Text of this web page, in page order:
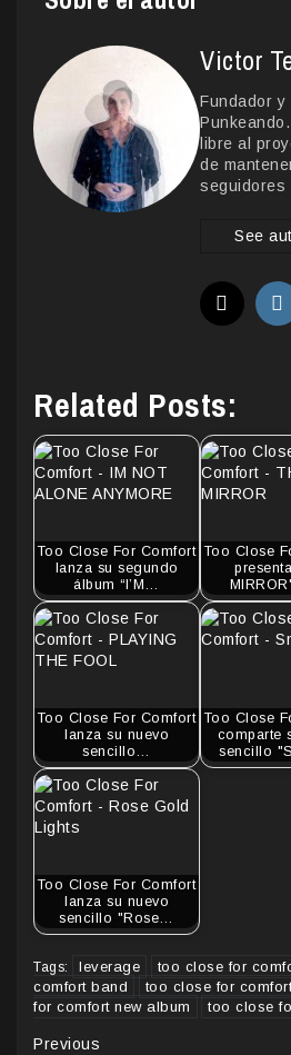
Victor
Fundador y
libre al
de
seguidores
See
Related Posts:
Too Close For Comfort
lanza su segundo
álbum “I’M…
Too Close
Too Close For Comfort
lanza su nuevo
sencillo…
Too Close
comparte
sencillo
Too Close For Comfort
lanza su nuevo
sencillo "Rose…
Tags: leverage too close for
comfort band
too close for
for comfort new album
too close
Previous